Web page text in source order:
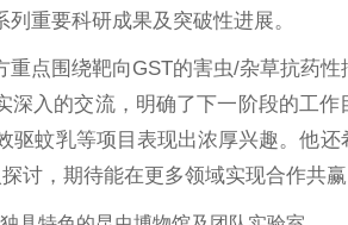
重要科研成果及突破性进展。
点围绕靶向GST的害虫/杂草抗药性
入的交流，明确了下一阶段的工作
驱蚊乳等项目表现出浓厚兴趣。他还
讨，期待能在更多领域实现合作共